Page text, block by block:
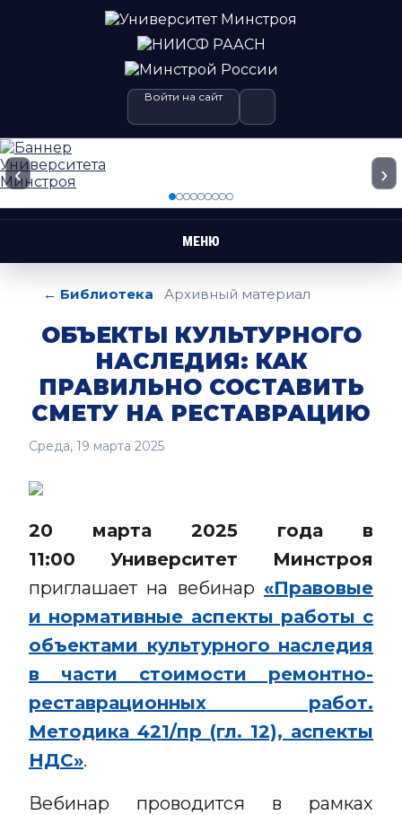
Войти на сайт
‹ ›
МЕНЮ
← Библиотека Архивный материал
ОБЪЕКТЫ КУЛЬТУРНОГО
НАСЛЕДИЯ: КАК
ПРАВИЛЬНО СОСТАВИТЬ
СМЕТУ НА РЕСТАВРАЦИЮ
Среда, 19 марта 2025
20 марта 2025 года в
11:00 Университет Минстроя
приглашает на вебинар «Правовые
и нормативные аспекты работы с
объектами культурного наследия
в части стоимости ремонтно-
реставрационных работ.
Методика 421/пр (гл. 12), аспекты
НДС».
Вебинар проводится в рамках